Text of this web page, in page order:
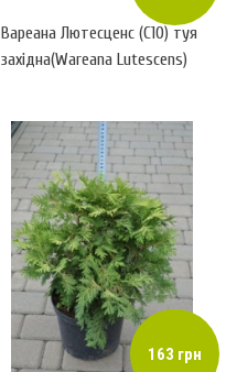
Вареана Лютесценс (С10) туя
західна(Wareana Lutescеns)
163 грн